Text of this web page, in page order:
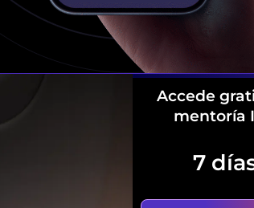
Accede
mentoría
7